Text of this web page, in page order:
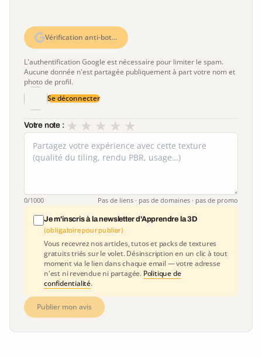
Vérification anti-bot…
L'authentification Google est nécessaire pour limiter le spam.
Aucune donnée n'est partagée publiquement à part votre nom et
photo de profil.
Se déconnecter
Votre note : ★
★
★
★
★
0/1000 Pas de liens · pas de domaines · pas de promo
Je m'inscris à la newsletter d'Apprendre la 3D
(obligatoire pour publier)
Vous recevrez nos articles, tutos et packs de textures
gratuits triés sur le volet. Désinscription en un clic à tout
moment via le lien dans chaque email — votre adresse
n'est ni revendue ni partagée. Politique de
confidentialité.
Publier mon avis